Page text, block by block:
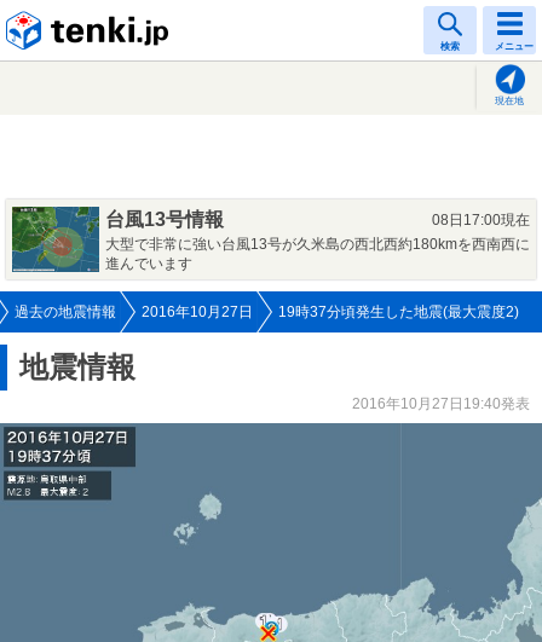
検索 メニュー
現在地
台風13号情報
08日17:00現在
大型で非常に強い台風13号が久米島の西北西約180kmを西南西に
進んでいます
過去の地震情報 2016年10月27日 19時37分頃発生した地震(最大震度2)
地震情報
2016年10月27日19:40発表